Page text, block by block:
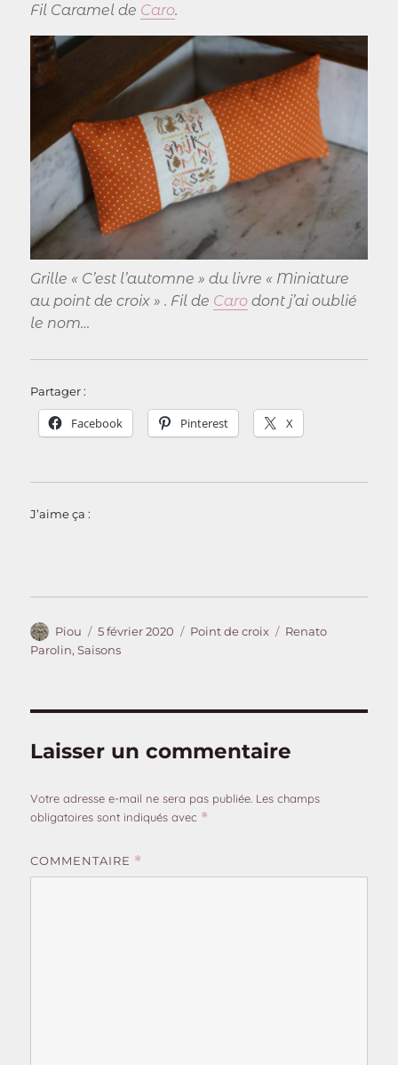
Fil Caramel de Caro.
Grille « C’est l’automne » du livre « Miniature
au point de croix » . Fil de Caro dont j’ai oublié
le nom…
Partager :
Facebook Pinterest X
J’aime ça :
Auteur
Piou
Publié
le
5 février 2020 Catégories
Point de croix Étiquettes
Renato
Parolin,Saisons
Laisser un commentaire
Votre adresse e-mail ne sera pas publiée. Les champs
obligatoires sont indiqués avec *
COMMENTAIRE *